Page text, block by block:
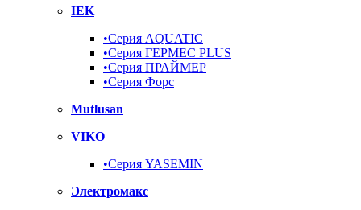
IEK
•Серия AQUATIC
•Серия ГЕРМЕС PLUS
•Серия ПРАЙМЕР
•Серия Форс
Mutlusan
VIKO
•Серия YASEMIN
Электромакс